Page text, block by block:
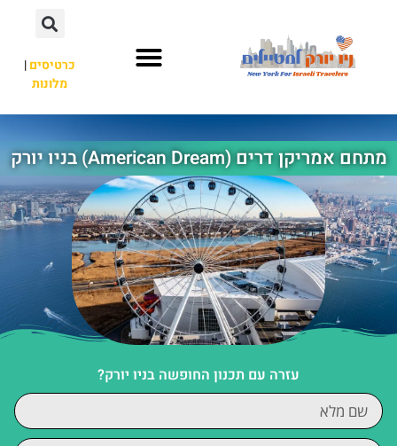
כרטיסים|
מלונות
מתחם אמריקן דרים (American Dream) בניו יורק
עזרה עם תכנון החופשה בניו יורק?